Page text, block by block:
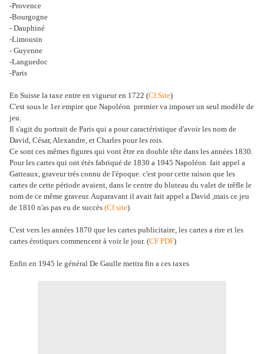
-Provence
-Bourgogne
- Dauphiné
-Limousin
- Guyenne
-Languedoc
-Paris
En Suisse la taxe entre en vigueur en 1722 (Cf.Site)
C'est sous le 1er empire que Napoléon premier va imposer un seul modèle de
jeu.
Il s'agit du portrait de Paris qui a pour caractéristique d'avoir les nom de
David, César, Alexandre, et Charles pour les rois.
Ce sont ces mêmes figures qui vont être en double tête dans les années 1830.
Pour les cartes qui ont étés fabriqué de 1830 a 1945 Napoléon fait appel a
Gatteaux, graveur trés connu de l'époque. c'est pour cette raison que les
cartes de cette période avaient, dans le centre du bluteau du valet de trêfle le
nom de ce même graveur. Auparavant il avait fait appel a David ,mais ce jeu
de 1810 n'as pas eu de succès (Cf site)
C'est vers les années 1870 que les cartes publicitaire, les cartes a rire et les
cartes érotiques commencent à voir le jour. (CF PDF)
Enfin en 1945 le général De Gaulle mettra fin a ces taxes